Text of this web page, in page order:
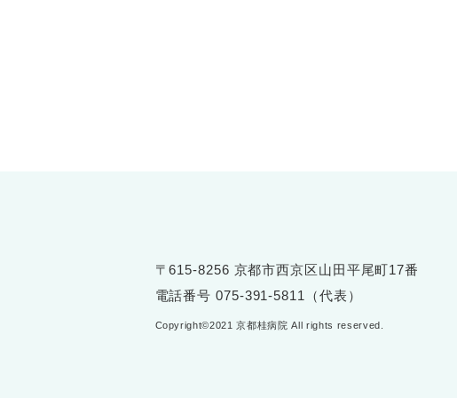
〒615-8256 京都市西京区山田平尾町17番
電話番号 075-391-5811（代表）
Copyright©2021 京都桂病院 All rights reserved.